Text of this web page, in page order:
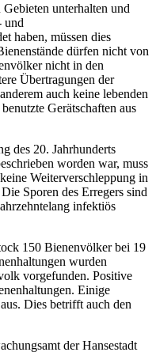
unterhalten und
und
haben, müssen dies
dürfen nicht von
nicht in den
Übertragungen der
auch keine lebenden
Gerätschaften aus
des 20. Jahrhunderts
worden war, muss
Weiterverschleppung in
Sporen des Erregers sind
infektiös
150 Bienenvölker bei 19
wurden
vorgefunden. Positive
Einige
Dies betrifft auch den
der Hansestadt